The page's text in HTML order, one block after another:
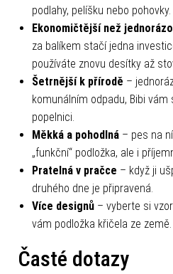
podlahy, pelíšku nebo pohovky.
Ekonomičtější než
za balíkem stačí jedna
používáte znovu desítky až
Šetrnější k přírodě –
komunálním odpadu, Bibi
popelnici.
Měkká a pohodlná – pes na
„funkční“ podložka, ale i
Pratelná v pračce – když ji
druhého dne je připravená.
Více designů – vyberte si
vám podložka křičela ze země.
Časté dotazy